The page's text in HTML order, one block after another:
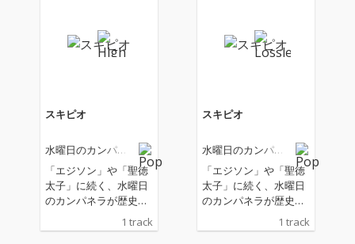
リース。 "詩羽とピ
ーナッツくんが一緒に
をテーマに据え、現代
社会を鋭く風刺するよ
プな世界観と強烈なメ
ッセージ性のギャップ
が魅力の一曲となって
いる。 サウンド・プ
ヒデフミが担当。彼の
リース。 "詩羽とピ
ーナッツくんが一緒に
をテーマに据え、現代
社会を鋭く風刺するよ
プな世界観と強烈なメ
ッセージ性のギャップ
が魅力の一曲となって
いる。 サウンド・プ
ヒデフミが担当。彼の
スキピオ
水曜日のカンパネ
「エジソン」や「聖徳
太子」に続く、水曜日
のカンパネラが歴史上
再解釈する「人名シリ
1 track
スキピオ
水曜日のカンパネ
「エジソン」や「聖徳
太子」に続く、水曜日
のカンパネラが歴史上
の人物を現代的視点で
再解釈する「人名シリ
1 track